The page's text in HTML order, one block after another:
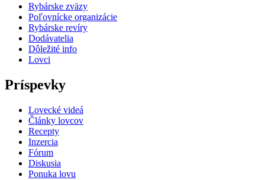
Rybárske zväzy
Poľovnícke organizácie
Rybárske revíry
Dodávatelia
Dôležité info
Lovci
Príspevky
Lovecké videá
Články lovcov
Recepty
Inzercia
Fórum
Diskusia
Ponuka lovu